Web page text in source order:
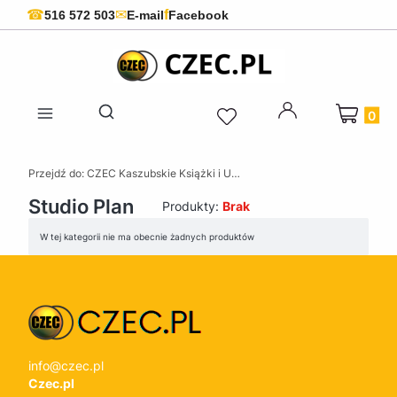
☎516 572 503✉E-mailfFacebook
Otwórz wyszukiwarkę
Produkty
Przejdź do: CZEC Kaszubskie Książki i Upominki - Pamiątki z Kaszub
Studio Plan Produkty: Brak
Lista produktów
W tej kategorii nie ma obecnie żadnych produktów
info@czec.pl
Czec.pl